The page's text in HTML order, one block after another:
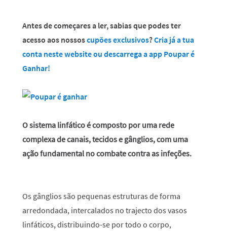
Antes de começares a ler, sabias que podes ter
acesso aos nossoscupões exclusivos?Cria já a tua
conta neste website ou descarrega a app Poupar é
Ganhar!
O sistema linfático é composto por uma rede
complexa de canais, tecidos e gânglios, com uma
ação fundamental no combate contra as infeções.
Os gânglios são pequenas estruturas de forma
arredondada, intercalados no trajecto dos vasos
linfáticos, distribuindo-se por todo o corpo,